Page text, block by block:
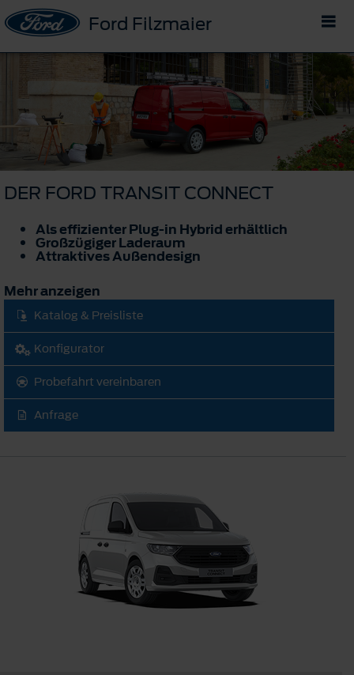
Ford Filzmaier
DER FORD TRANSIT CONNECT
Als effizienter Plug-in Hybrid erhältlich
Großzügiger Laderaum
Attraktives Außendesign
Mehr anzeigen
Katalog & Preisliste
Konfigurator
Probefahrt vereinbaren
Anfrage